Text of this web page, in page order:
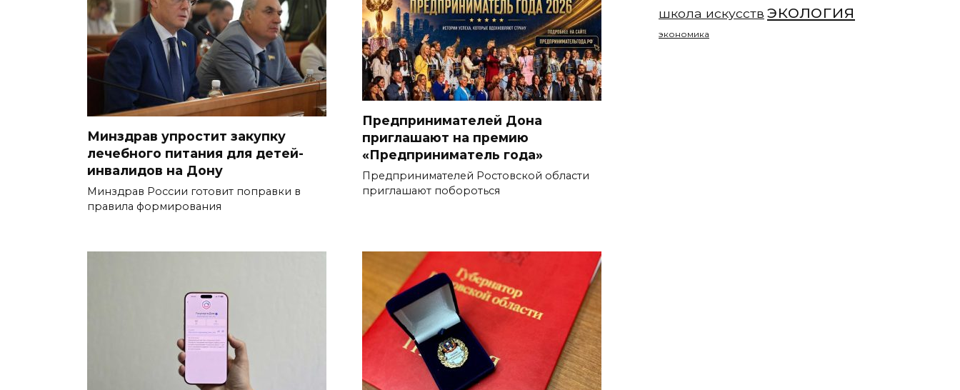
Минздрав упростит закупку
лечебного питания для детей-
инвалидов на Дону
Минздрав России готовит поправки в
правила формирования
Предпринимателей Дона
приглашают на премию
«Предприниматель года»
Предпринимателей Ростовской области
приглашают побороться
школа искусств экология
экономика